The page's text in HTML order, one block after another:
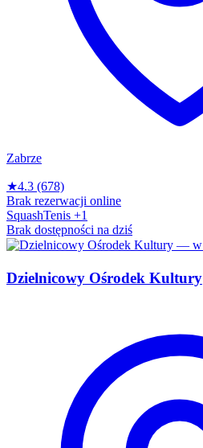
Zabrze
★4.3 (678)
Brak rezerwacji online
SquashTenis +1
Brak dostępności na dziś
Dzielnicowy Ośrodek Kultury